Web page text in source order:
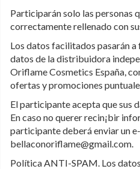
Participarán solo las personas
correctamente rellenado con
Los datos facilitados pasarán
datos de la distribuidora
Oriflame Cosmetics España,
ofertas y promociones
El participante acepta que sus
En caso no querer recin¡bir
participante deberá enviar un
bellaconoriflame@gmail.com.
Política ANTI-SPAM. Los